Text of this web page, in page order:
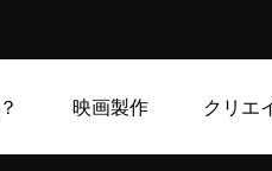
映画製作 クリエ